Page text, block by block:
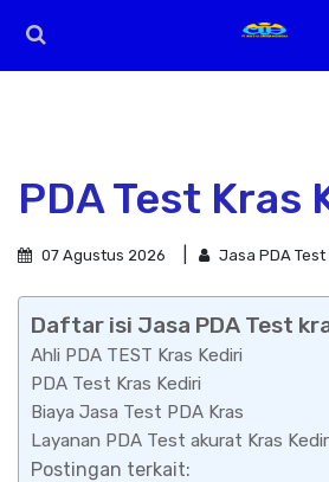
PDA Test Kras
07 Agustus 2026 Jasa PDA Test
Daftar isi Jasa PDA Test
Ahli PDA TEST Kras Kediri
PDA Test Kras Kediri
Biaya Jasa Test PDA Kras
Layanan PDA Test akurat Kras
Postingan terkait: